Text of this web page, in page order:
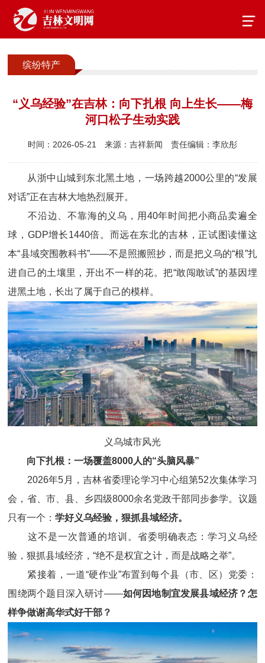
缤纷特产
“义乌经验”在吉林：向下扎根 向上生长——梅
河口松子生动实践
时间：2026-05-21 来源：吉祥新闻 责任编辑：李欣彤
从浙中山城到东北黑土地，一场跨越2000公里的“发展
对话”正在吉林大地热烈展开。
不沿边、不靠海的义乌，用40年时间把小商品卖遍全
球，GDP增长1440倍。而远在东北的吉林，正试图读懂这
本“县域突围教科书”——不是照搬照抄，而是把义乌的“根”扎
进自己的土壤里，开出不一样的花。把“敢闯敢试”的基因埋
进黑土地，长出了属于自己的模样。
义乌城市风光
向下扎根：一场覆盖8000人的“头脑风暴”
2026年5月，吉林省委理论学习中心组第52次集体学习
会，省、市、县、乡四级8000余名党政干部同步参学。议题
只有一个：学好义乌经验，狠抓县域经济。
这不是一次普通的培训。省委明确表态：学习义乌经
验，狠抓县域经济，“绝不是权宜之计，而是战略之举”。
紧接着，一道“硬作业”布置到每个县（市、区）党委：
围绕两个题目深入研讨——如何因地制宜发展县域经济？怎
样争做谢高华式好干部？